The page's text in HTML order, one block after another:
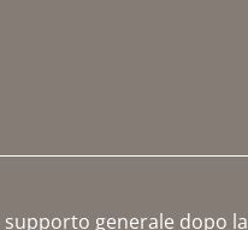
supporto generale dopo la